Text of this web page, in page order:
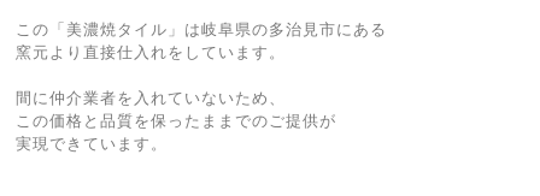
この「美濃焼タイル」は岐阜県の多治見市にある
窯元より直接仕入れをしています。
間に仲介業者を入れていないため、
この価格と品質を保ったままでのご提供が
実現できています。